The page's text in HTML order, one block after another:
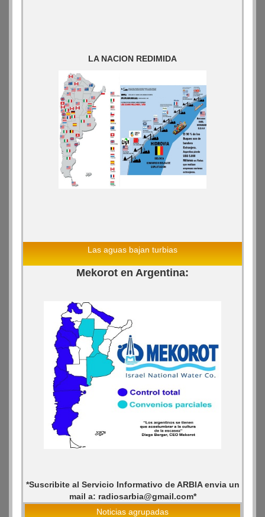
LA NACION REDIMIDA
Las aguas bajan turbias
Mekorot en Argentina:
*Suscribite al Servicio Informativo de ARBIA envia un
mail a: radiosarbia@gmail.com*
Noticias agrupadas